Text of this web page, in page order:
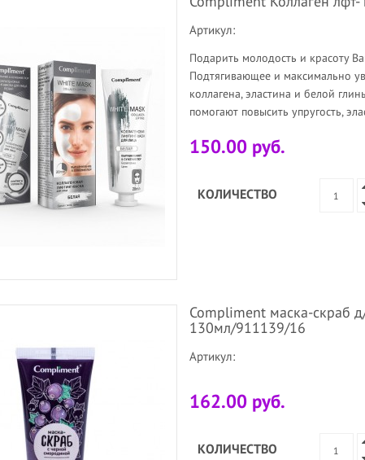
Артикул:
Подарить молодость и красоту
Подтягивающее и максимально
коллагена, эластина и белой
помогают повысить упругость,
150.00 руб.
КОЛИЧЕСТВО
Compliment маска-скраб
130мл/911139/16
Артикул:
162.00 руб.
КОЛИЧЕСТВО